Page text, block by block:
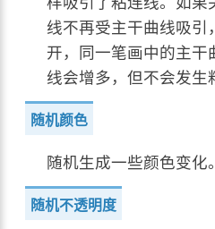
线不再受主干曲线吸引
开，同一笔画中的主干
线会增多，但不会发生
随机颜色
随机生成一些颜色变化。
随机不透明度